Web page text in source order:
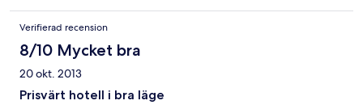
Verifierad recension
8/10 Mycket bra
20 okt. 2013
Prisvärt hotell i bra läge